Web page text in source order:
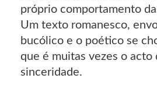
próprio comportamento
Um texto romanesco,
bucólico e o poético se
que é muitas vezes o acto
sinceridade.